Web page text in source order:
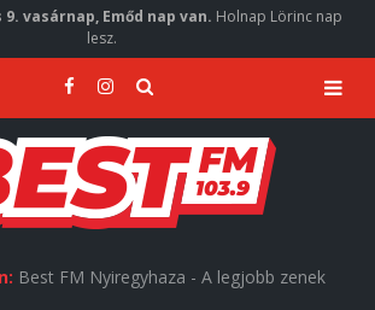
vasárnap, Emőd nap van. Holnap Lörinc nap
lesz.
Best FM Nyiregyhaza - A legjobb zenek